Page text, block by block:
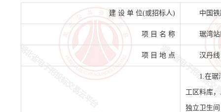
建 设 单 位(或招标人) 中国
项 目 名 称 琚湾
项 目 地 点 汉丹线
1.在琚
工区料库
独立卫生